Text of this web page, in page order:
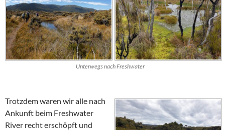
Unterwegs nach Freshwater
Trotzdem waren wir alle nach
Ankunft beim Freshwater
River recht erschöpft und